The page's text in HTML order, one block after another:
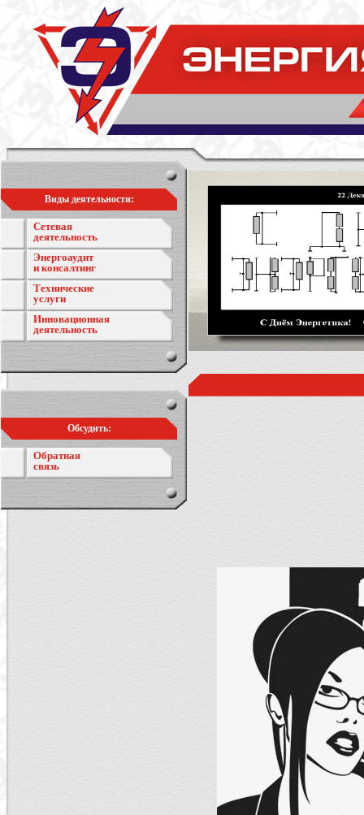
Виды деятельности:
Сетевая
деятельность
Энергоаудит
и консалтинг
Технические
услуги
Инновационная
деятельность
Обсудить:
Обратная
связь